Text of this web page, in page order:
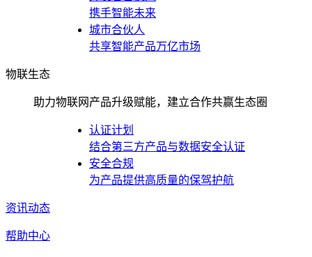
携手智能未来
城市合伙人
共享智能产品万亿市场
物联生态
助力物联网产品升级赋能，建立合作共赢生态圈
认证计划
结合第三方产品与数据安全认证
安全合规
为产品提供高质量的保驾护航
资讯动态
帮助中心